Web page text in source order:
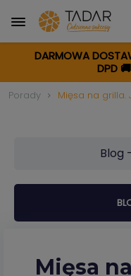
DARMOWA
DPD🚚
Porady Mięsa na
Blog
Mięsa